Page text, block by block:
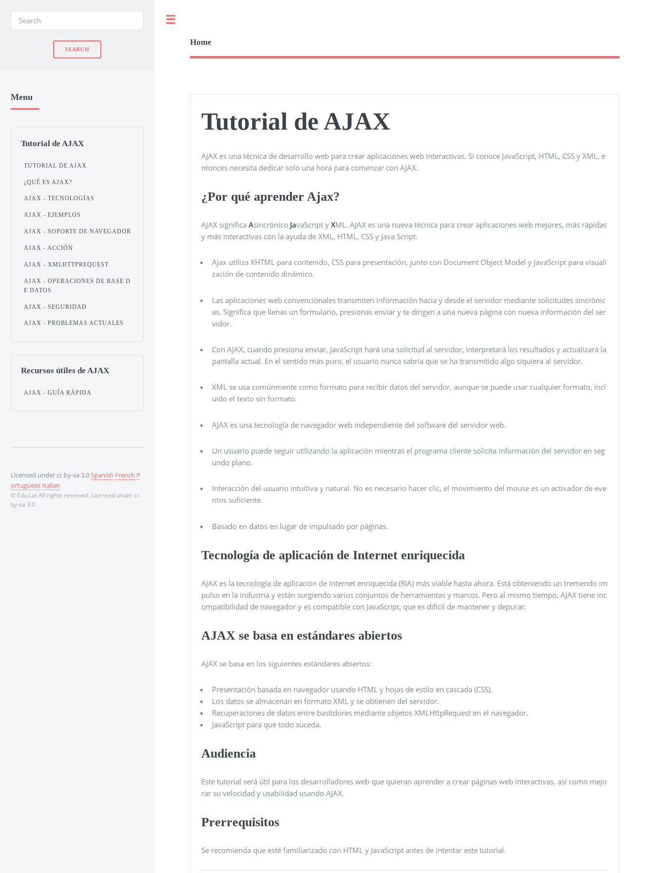
Home
Tutorial de AJAX
AJAX es una técnica de desarrollo web para crear aplicaciones web interactivas. Si conoce JavaScript, HTML, CSS y XML, e
ntonces necesita dedicar solo una hora para comenzar con AJAX.
¿Por qué aprender Ajax?
AJAX significaAsincrónico JavaScript yXML. AJAX es una nueva técnica para crear aplicaciones web mejores, más rápidas
y más interactivas con la ayuda de XML, HTML, CSS y Java Script.
Ajax utiliza XHTML para contenido, CSS para presentación, junto con Document Object Model y JavaScript para visuali
zación de contenido dinámico.
Las aplicaciones web convencionales transmiten información hacia y desde el servidor mediante solicitudes sincrónic
as. Significa que llenas un formulario, presionas enviar y te dirigen a una nueva página con nueva información del ser
vidor.
Con AJAX, cuando presiona enviar, JavaScript hará una solicitud al servidor, interpretará los resultados y actualizará la
pantalla actual. En el sentido más puro, el usuario nunca sabría que se ha transmitido algo siquiera al servidor.
XML se usa comúnmente como formato para recibir datos del servidor, aunque se puede usar cualquier formato, incl
uido el texto sin formato.
AJAX es una tecnología de navegador web independiente del software del servidor web.
Un usuario puede seguir utilizando la aplicación mientras el programa cliente solicita información del servidor en seg
undo plano.
Interacción del usuario intuitiva y natural. No es necesario hacer clic, el movimiento del mouse es un activador de eve
ntos suficiente.
Basado en datos en lugar de impulsado por páginas.
Tecnología de aplicación de Internet enriquecida
AJAX es la tecnología de aplicación de Internet enriquecida (RIA) más viable hasta ahora. Está obteniendo un tremendo im
pulso en la industria y están surgiendo varios conjuntos de herramientas y marcos. Pero al mismo tiempo, AJAX tiene inc
ompatibilidad de navegador y es compatible con JavaScript, que es difícil de mantener y depurar.
AJAX se basa en estándares abiertos
AJAX se basa en los siguientes estándares abiertos:
Presentación basada en navegador usando HTML y hojas de estilo en cascada (CSS).
Los datos se almacenan en formato XML y se obtienen del servidor.
Recuperaciones de datos entre bastidores mediante objetos XMLHttpRequest en el navegador.
JavaScript para que todo suceda.
Audiencia
Este tutorial será útil para los desarrolladores web que quieran aprender a crear páginas web interactivas, así como mejo
rar su velocidad y usabilidad usando AJAX.
Prerrequisitos
Se recomienda que esté familiarizado con HTML y JavaScript antes de intentar este tutorial.
Menu
Tutorial de AJAX
TUTORIAL DE AJAX
¿QUÉ ES AJAX?
AJAX - TECNOLOGÍAS
AJAX - EJEMPLOS
AJAX - SOPORTE DE NAVEGADOR
AJAX - ACCIÓN
AJAX - XMLHTTPREQUEST
AJAX - OPERACIONES DE BASE D
E DATOS
AJAX - SEGURIDAD
AJAX - PROBLEMAS ACTUALES
Recursos útiles de AJAX
AJAX - GUÍA RÁPIDA
Licensed under cc by-sa 3.0Spanish French P
ortuguese Italian
© Edu.Lat All rights reserved. Licensed under cc
by-sa 3.0